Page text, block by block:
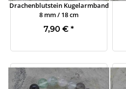
Drachenblutstein Kugelarmband
8 mm / 18 cm
7,90 € *